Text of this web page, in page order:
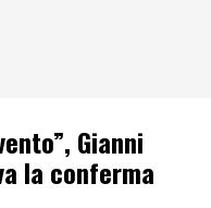
Gianni
la conferma